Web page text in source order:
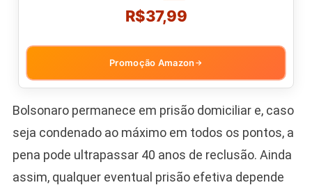
R$37,99
Promoção Amazon →
Bolsonaro permanece em prisão domiciliar e, caso
seja condenado ao máximo em todos os pontos, a
pena pode ultrapassar 40 anos de reclusão. Ainda
assim, qualquer eventual prisão efetiva depende